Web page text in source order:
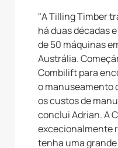
"A Tilling Timber
há duas décadas
de 50 máquinas
Austrália.
Combilift para
o manuseamento
os custos de
conclui Adrian. A
excecionalmente
tenha uma